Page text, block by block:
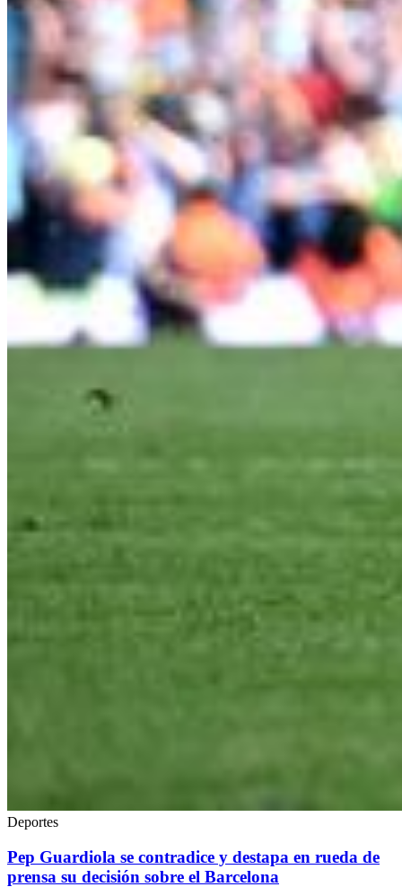
Deportes
Pep Guardiola se contradice y destapa en rueda de
prensa su decisión sobre el Barcelona